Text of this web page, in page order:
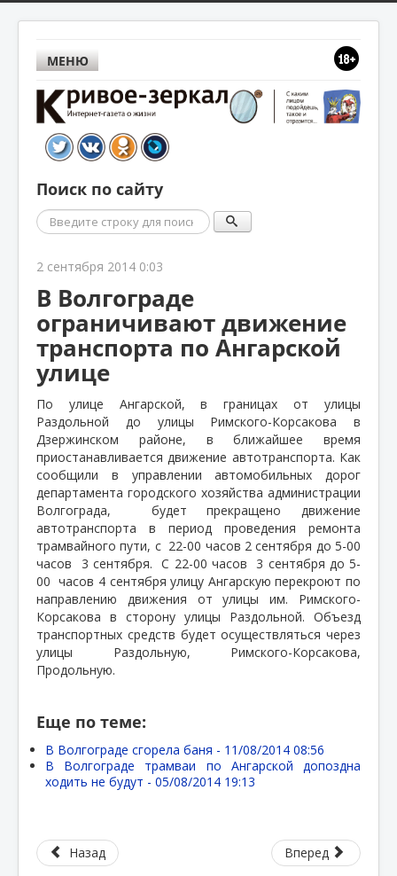
МЕНЮ
Поиск по сайту
Поиск
2 сентября 2014 0:03
В Волгограде
ограничивают движение
транспорта по Ангарской
улице
По улице Ангарской, в границах от улицы
Раздольной до улицы Римского-Корсакова в
Дзержинском районе, в ближайшее время
приостанавливается движение автотранспорта. Как
сообщили в управлении автомобильных дорог
департамента городского хозяйства администрации
Волгограда,
будет прекращено движение
автотранспорта в период проведения ремонта
трамвайного пути, с 22-00 часов 2 сентября до 5-00
часов
3 сентября. С 22-00 часов
3 сентября до 5-
00 часов 4 сентября улицу Ангарскую перекроют по
направлению движения от улицы им. Римского-
Корсакова в сторону улицы Раздольной. Объезд
транспортных средств будет осуществляться через
улицы Раздольную, Римского-Корсакова,
Продольную.
Еще по теме:
В Волгограде сгорела баня - 11/08/2014 08:56
В Волгограде трамваи по Ангарской допоздна
ходить не будут - 05/08/2014 19:13
Назад Вперед